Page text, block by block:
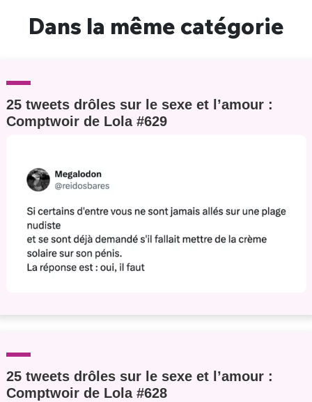
Dans la même catégorie
25 tweets drôles sur le sexe et l’amour :
Comptwoir de Lola #629
25 tweets drôles sur le sexe et l’amour :
Comptwoir de Lola #628